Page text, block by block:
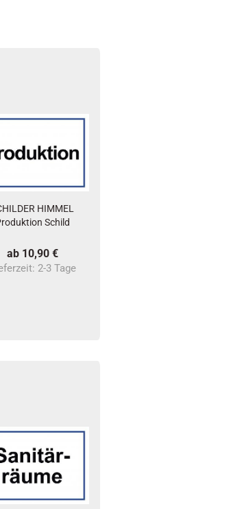
HIMMEL
Schild
ab 10,90 €
2-3 Tage